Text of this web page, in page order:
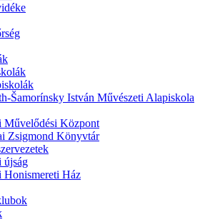
Šamorínsky István Művészeti Alapiskola
Művelődési Központ
Zsigmond Könyvtár
újság
Honismereti Ház